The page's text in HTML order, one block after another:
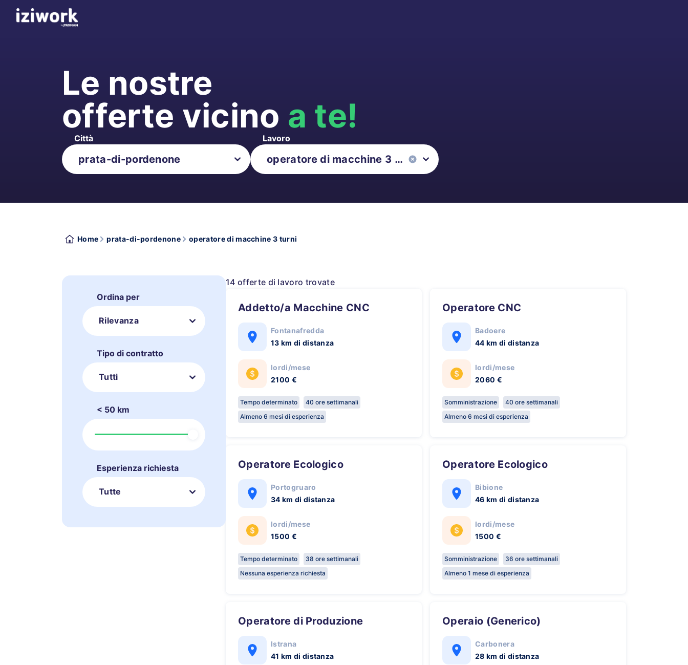
Le nostre
offerte vicino a te!
Città Lavoro
Home prata-di-pordenone operatore di macchine 3 turni
Ordina per
Rilevanza
Tipo di contratto
Tutti
< 50 km
Esperienza richiesta
Tutte
14 offerte di lavoro trovate
Addetto/a Macchine CNC
Fontanafredda
13 km di distanza
lordi/mese
2100 €
Tempo determinato
40 ore settimanali
Almeno 6 mesi di esperienza
Operatore CNC
Badoere
44 km di distanza
lordi/mese
2060 €
Somministrazione
40 ore settimanali
Almeno 6 mesi di esperienza
Operatore Ecologico
Portogruaro
34 km di distanza
lordi/mese
1500 €
Tempo determinato
38 ore settimanali
Nessuna esperienza richiesta
Operatore Ecologico
Bibione
46 km di distanza
lordi/mese
1500 €
Somministrazione
36 ore settimanali
Almeno 1 mese di esperienza
Operatore di Produzione
Istrana
41 km di distanza
Operaio (Generico)
Carbonera
28 km di distanza